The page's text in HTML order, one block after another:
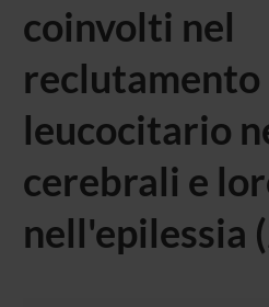
coinvolti nel
reclutamento
leucocitario
cerebrali e
nell'epilessia